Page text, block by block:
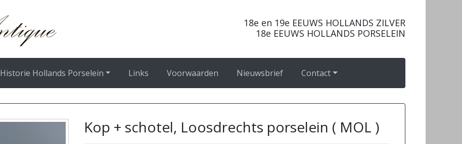
18e en 19e EEUWS HOLLANDS ZILVER
18e EEUWS HOLLANDS PORSELEIN
Historie Hollands Porselein Links Voorwaarden Nieuwsbrief Contact
Kop + schotel, Loosdrechts porselein ( MOL )